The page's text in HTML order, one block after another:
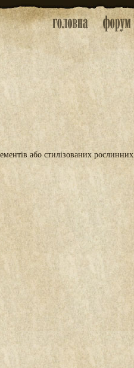
або стилізованих рослинних